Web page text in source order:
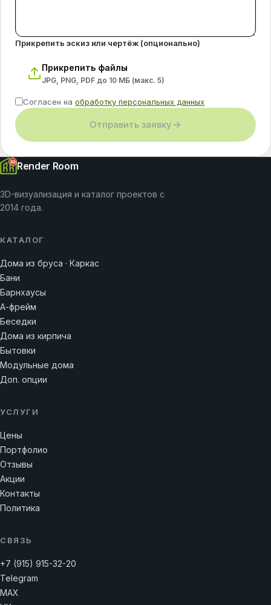
Прикрепить эскиз или чертёж (опционально)
Прикрепить файлы
JPG, PNG, PDF до 10 МБ (макс. 5)
Согласен на обработку персональных данных
Отправить заявку
Render Room
3D-визуализация и каталог проектов с
2014 года.
КАТАЛОГ
Дома из бруса · Каркас
Бани
Барнхаусы
А-фрейм
Беседки
Дома из кирпича
Бытовки
Модульные дома
Доп. опции
УСЛУГИ
Цены
Портфолио
Отзывы
Акции
Контакты
Политика
СВЯЗЬ
+7 (915) 915-32-20
Telegram
MAX